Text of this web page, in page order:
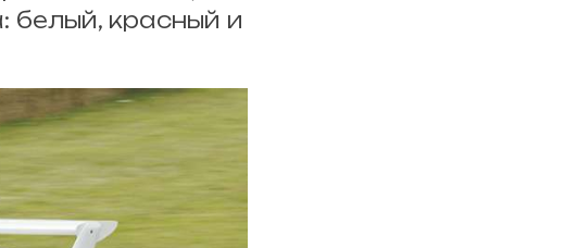
белый, красный и